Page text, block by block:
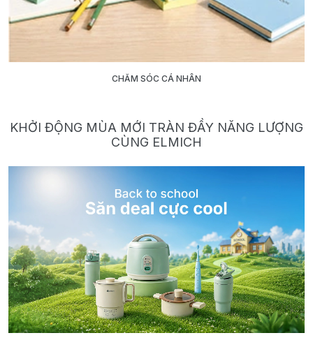
CHĂM SÓC CÁ NHÂN
KHỞI ĐỘNG MÙA MỚI TRÀN ĐẦY NĂNG LƯỢNG
CÙNG ELMICH